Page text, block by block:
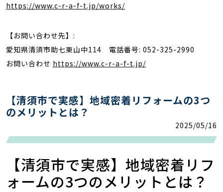
https://www.c-r-a-f-t.jp/works/
【お問い合わせ先】:
愛知県清須市助七東山中114 電話番号: 052-325-2990
お問い合わせ https://www.c-r-a-f-t.jp/
【清須市で実感】地域密着リフォームの3つ
のメリットとは？
2025/05/16
【清須市で実感】地域密着リフ
ォームの3つのメリットとは？